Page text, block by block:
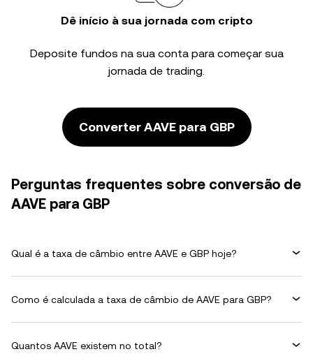
Dê início à sua jornada com cripto
Deposite fundos na sua conta para começar sua
jornada de trading.
Converter AAVE para GBP
Perguntas frequentes sobre conversão de
AAVE para GBP
Qual é a taxa de câmbio entre AAVE e GBP hoje?
Como é calculada a taxa de câmbio de AAVE para GBP?
Quantos AAVE existem no total?